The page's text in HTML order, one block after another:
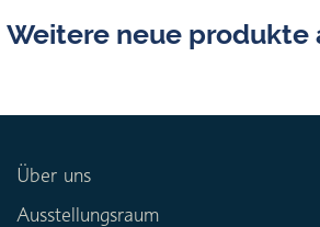
Weitere neue produkte
Über uns
Ausstellungsraum